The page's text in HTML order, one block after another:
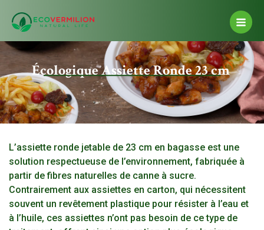
contenu
Main
Écologique Assiette Ronde 23 cm
L’assiette ronde jetable de 23 cm en bagasse est une
solution respectueuse de l’environnement, fabriquée à
partir de fibres naturelles de canne à sucre.
Contrairement aux assiettes en carton, qui nécessitent
souvent un revêtement plastique pour résister à l’eau et
à l’huile, ces assiettes n’ont pas besoin de ce type de